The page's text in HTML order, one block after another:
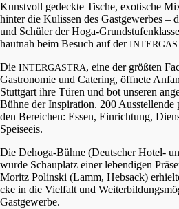
Kunst­voll gedeck­te Tische, exoti­sche
hinter die Kulis­sen des Gastge­wer­bes –
und Schüler der Hoga-
hautnah beim Besuch auf der
Die INTERGASTRA, eine der größten
Gastro­no­mie und Catering, öffne­te
Stutt­gart ihre Türen und bot unseren
Bühne der Inspi­ra­ti­on. 200 Ausstel­len­de
den Berei­chen: Essen, Einrich­tung,
Speiseeis.
Die Dehoga-Bühne (Deutscher Hotel-
wurde Schau­platz einer leben­di­gen
Moritz Polin­ski (Lamm, Hebsack)
cke in die Vielfalt und
Gastgewerbe.